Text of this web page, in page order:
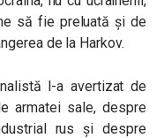
să fie preluată și de
de la Harkov.
l-a avertizat de
armatei sale, despre
rus și despre